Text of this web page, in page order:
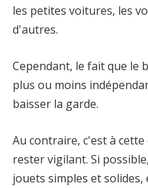
les petites voitures, les
d'autres.
Cependant, le fait que le
plus ou moins
baisser la garde.
Au contraire, c'est à
rester vigilant. Si
jouets simples et